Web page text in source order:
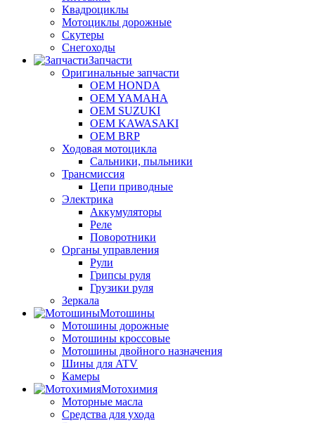
Квадроциклы
Мотоциклы дорожные
Скутеры
Снегоходы
Запчасти
Оригинальные запчасти
OEM HONDA
OEM YAMAHA
OEM SUZUKI
OEM KAWASAKI
OEM BRP
Ходовая мотоцикла
Сальники, пыльники
Трансмиссия
Цепи приводные
Электрика
Аккумуляторы
Реле
Поворотники
Органы управления
Рули
Грипсы руля
Грузики руля
Зеркала
Мотошины
Мотошины дорожные
Мотошины кроссовые
Мотошины двойного назначения
Шины для ATV
Камеры
Мотохимия
Моторные масла
Средства для ухода